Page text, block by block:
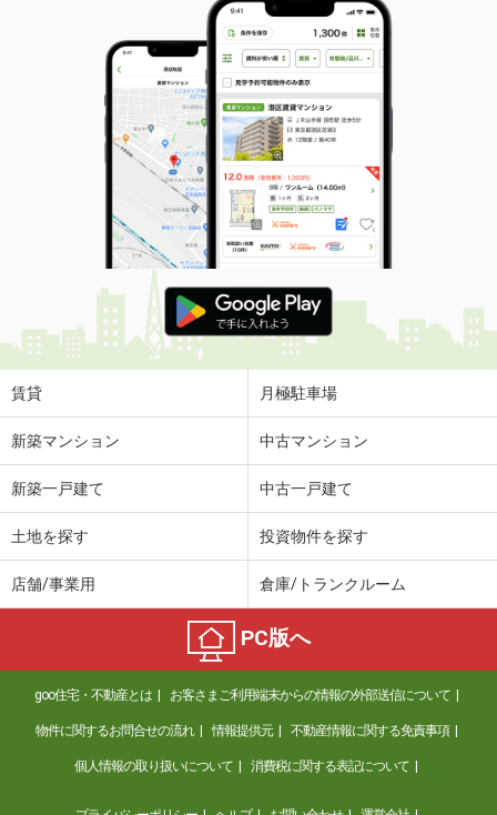
賃貸 月極駐車場
新築マンション 中古マンション
新築一戸建て 中古一戸建て
土地を探す 投資物件を探す
店舗/事業用 倉庫/トランクルーム
PC版へ
goo住宅・不動産とは お客さまご利用端末からの情報の外部送信について
物件に関するお問合せの流れ 情報提供元 不動産情報に関する免責事項
個人情報の取り扱いについて 消費税に関する表記について